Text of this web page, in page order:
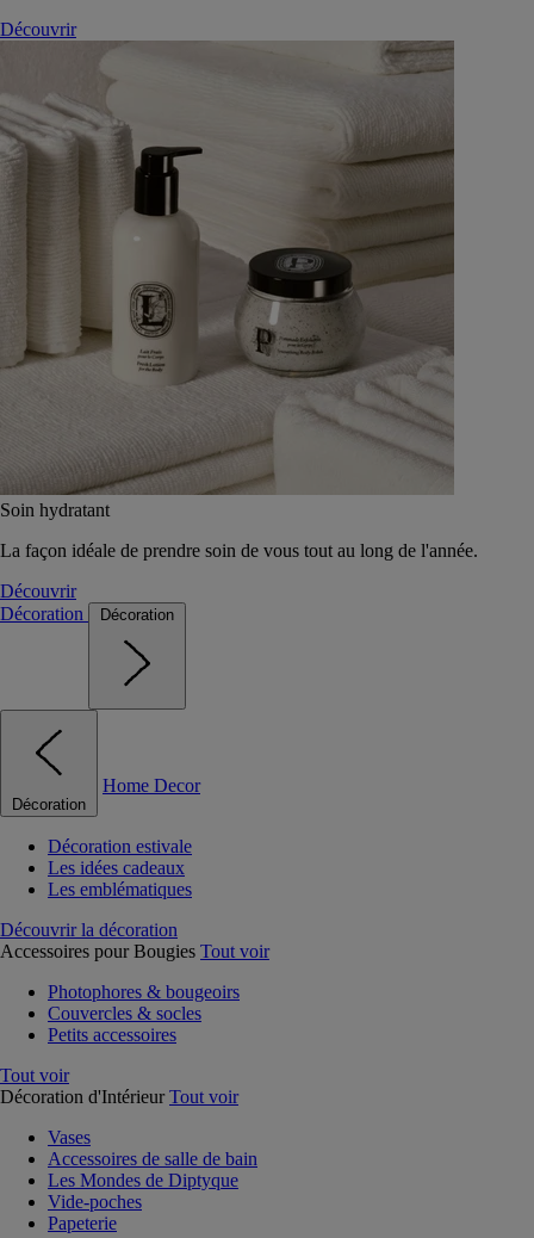
Découvrir
Soin hydratant
La façon idéale de prendre soin de vous tout au long de l'année.
Découvrir
Décoration
Décoration
Décoration
Home Decor
Décoration estivale
Les idées cadeaux
Les emblématiques
Découvrir la décoration
Accessoires pour Bougies Tout voir
Photophores & bougeoirs
Couvercles & socles
Petits accessoires
Tout voir
Décoration d'Intérieur Tout voir
Vases
Accessoires de salle de bain
Les Mondes de Diptyque
Vide-poches
Papeterie